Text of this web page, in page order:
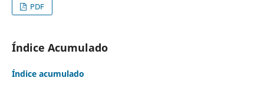
PDF
Índice Acumulado
Índice acumulado